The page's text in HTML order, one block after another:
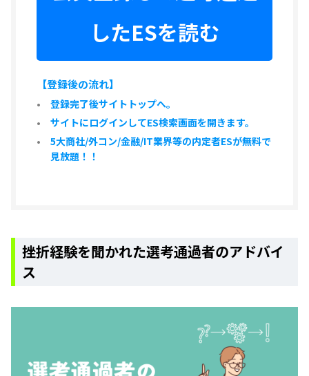
したESを読む
【登録後の流れ】
登録完了後サイトトップへ。
サイトにログインしてES検索画面を開きます。
5大商社/外コン/金融/IT業界等の内定者ESが無料で
見放題！！
挫折経験を聞かれた選考通過者のアドバイ
ス